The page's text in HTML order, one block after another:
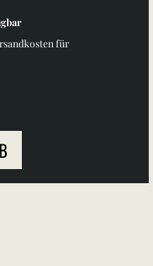
für